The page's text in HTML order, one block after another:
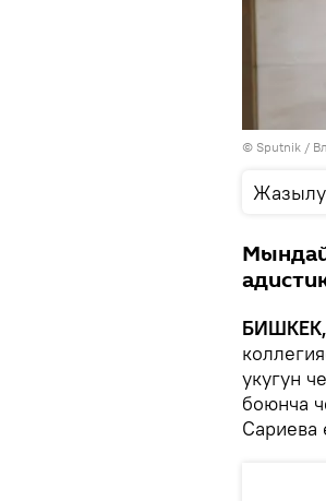
© Sputnik /
БИШКЕК,
укугун
боюнча
Сариева